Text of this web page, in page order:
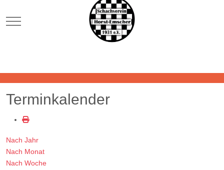
Mobile Menu Toggle
Terminkalender
Nach Jahr
Nach Monat
Nach Woche